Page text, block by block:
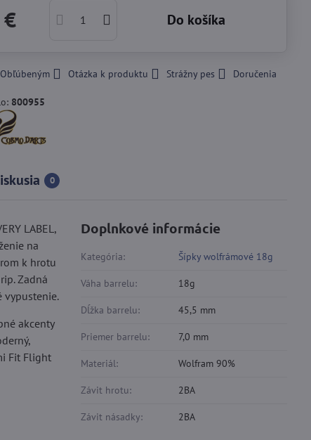
Do košíka
Otázka k produktu Strážny pes Doručenia
800955
0
LABEL,
na
k hrotu
Zadná
vypustenie.
akcenty
Fit Flight
Doplnkové informácie
Kategória: Šípky wolfrámové 18g
Váha barrelu: 18g
Dĺžka barrelu: 45,5 mm
Priemer barrelu: 7,0 mm
Materiál: Wolfram 90%
Závit hrotu: 2BA
Závit násadky: 2BA